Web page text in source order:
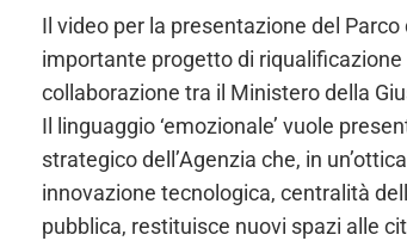
Il video per la presentazione del
importante progetto di
collaborazione tra il Ministero della
Il linguaggio ‘emozionale’ vuole
strategico dell’Agenzia che, in
innovazione tecnologica, centralità
pubblica, restituisce nuovi spazi alle